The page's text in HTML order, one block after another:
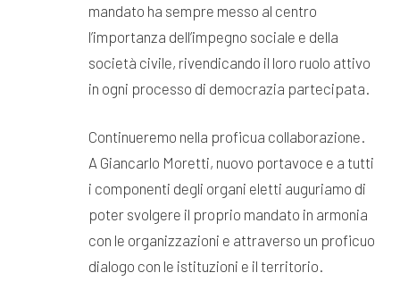
mandato ha sempre messo al centro
l’importanza dell’impegno sociale e della
società civile, rivendicando il loro ruolo attivo
in ogni processo di democrazia partecipata.
Continueremo nella proficua collaborazione.
A Giancarlo Moretti, nuovo portavoce e a tutti
i componenti degli organi eletti auguriamo di
poter svolgere il proprio mandato in armonia
con le organizzazioni e attraverso un proficuo
dialogo con le istituzioni e il territorio.